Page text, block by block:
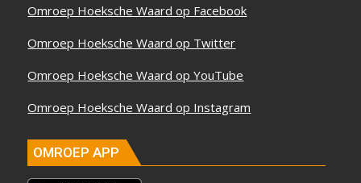
Omroep Hoeksche Waard op Facebook
Omroep Hoeksche Waard op Twitter
Omroep Hoeksche Waard op YouTube
Omroep Hoeksche Waard op Instagram
OMROEP APP